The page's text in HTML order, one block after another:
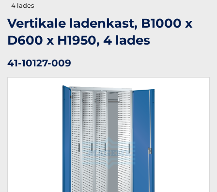
4 lades
Vertikale ladenkast, B1000 x
D600 x H1950, 4 lades
41-10127-009